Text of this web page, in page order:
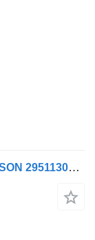
PRESSURE SENSOR Baltacıoğlu ALLISON 29511309 tüübi jaoks bussi